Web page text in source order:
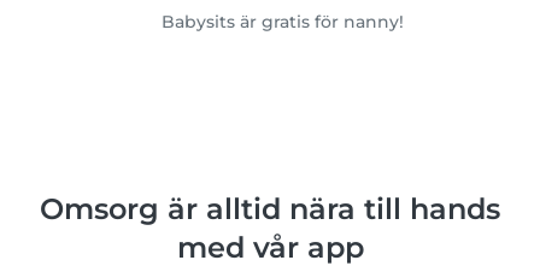
Babysits är gratis för nanny!
Omsorg är alltid nära till hands
med vår app